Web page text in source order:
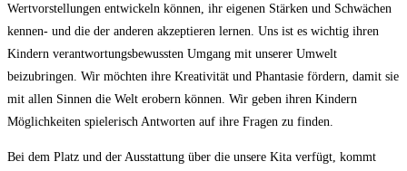
Wertvorstellungen entwickeln können, ihr eigenen Stärken und Schwächen
kennen- und die der anderen akzeptieren lernen. Uns ist es wichtig ihren
Kindern verantwortungsbewussten Umgang mit unserer Umwelt
beizubringen. Wir möchten ihre Kreativität und Phantasie fördern, damit sie
mit allen Sinnen die Welt erobern können. Wir geben ihren Kindern
Möglichkeiten spielerisch Antworten auf ihre Fragen zu finden.
Bei dem Platz und der Ausstattung über die unsere Kita verfügt, kommt